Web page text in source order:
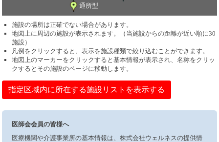
通所型
施設の場所は正確でない場合があります。
地図上に周辺の施設が表示されます。（当施設からの距離が近い順に30
施設）
凡例をクリックすると、表示を施設種類で絞り込むことができます。
地図上のマーカーをクリックすると基本情報が表示され、名称をクリッ
クするとその施設のページに移動します。
指定区域内に所在する施設リストを表示する
医師会会員の皆様へ
医療機関や介護事業所の基本情報は、株式会社ウェルネスの提供情